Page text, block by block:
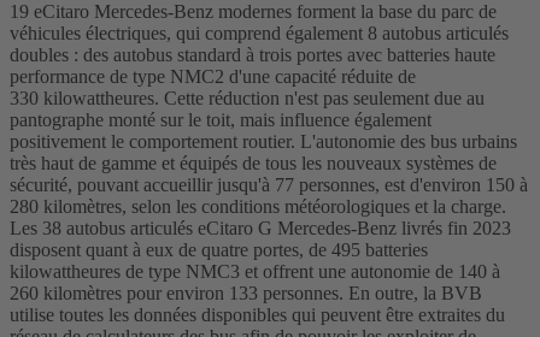
19 eCitaro Mercedes‑Benz modernes forment la base du parc de
véhicules électriques, qui comprend également 8 autobus articulés
doubles : des autobus standard à trois portes avec batteries haute
performance de type NMC2 d'une capacité réduite de
330 kilowattheures. Cette réduction n'est pas seulement due au
pantographe monté sur le toit, mais influence également
positivement le comportement routier. L'autonomie des bus urbains
très haut de gamme et équipés de tous les nouveaux systèmes de
sécurité, pouvant accueillir jusqu'à 77 personnes, est d'environ 150 à
280 kilomètres, selon les conditions météorologiques et la charge.
Les 38 autobus articulés eCitaro G Mercedes‑Benz livrés fin 2023
disposent quant à eux de quatre portes, de 495 batteries
kilowattheures de type NMC3 et offrent une autonomie de 140 à
260 kilomètres pour environ 133 personnes. En outre, la BVB
utilise toutes les données disponibles qui peuvent être extraites du